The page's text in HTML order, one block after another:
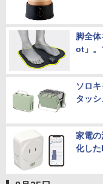
脚全
ot」。
ソロ
タッ
家電
化し